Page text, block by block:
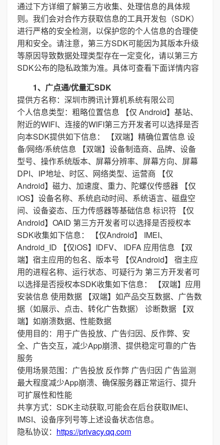
通过下方详细了解第三方收集、处理信息的具体规
则。我们会对合作方获取信息的工具开发包（SDK）
进行严格的安全检测，以保护您的个人信息的合理使
用和安全。请注意，第三方SDK可能因为其版本升级
等原因导致数据处理类型存在一定变化，请以第三方
SDK公布的隐私政策为准。具体可查看下面详情内容
1、广点通/优量汇SDK
提供方名称：深圳市腾讯计算机系统有限公司
个人信息类型：粗略位置信息 【仅 Android】基站、
附近的WIFI、连接的WIFI第三方开发者可以选择是否
向本SDK提供如下信息： 【双端】精确位置信息 设
备/网络/系统信息 【双端】设备制造商、品牌、设备
型号、操作系统版本、屏幕分辨率、屏幕方向、屏幕
DPI、IP地址、时区、网络类型、运营商 【仅
Android】磁力、加速度、重力、陀螺仪传感器 【仅
iOS】设备名称、系统启动时间、系统语言、磁盘空
间、设备姿态、压力传感器等基础信息 标识符 【仅
Android】OAID 第三方开发者可以选择是否授权本
SDK收集如下信息： 【仅Android】 IMEI、
Android_ID 【仅iOS】IDFV、 IDFA 应用信息 【双
端】宿主应用的包名、版本号 【仅Android】 宿主应
用的进程名称、运行状态、可疑行为 第三方开发者可
以选择是否授权本SDK收集如下信息： 【双端】应用
安装信息 使用数据 【双端】如产品交互数据、广告数
据（如展示、点击、转化广告数据） 诊断数据 【双
端】如崩溃数据、性能数据
使用目的：用于广告投放、广告归因、反作弊、安
全、广告交互，减少App崩溃、提供稳定可靠的广告
服务
使用场景范围：广告投放 反作弊 广告归因 广告监测
最大程度减少App崩溃、确保服务器正常运行、提升
可扩展性和性能
共享方式：SDK主动获取,可能会在后台获取IMEI、
IMSI、设备序列号等上述设备状态信息。
隐私协议： https://privacy.qq.com